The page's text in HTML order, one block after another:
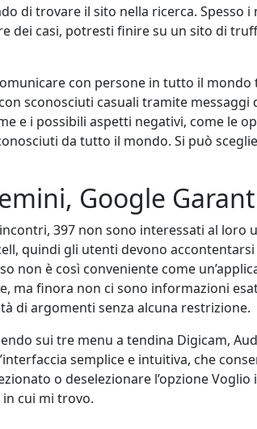
di trovare il sito nella ricerca. Spesso
dei casi, potresti finire su un sito di
con persone in tutto il mondo
sconosciuti casuali tramite
e i possibili aspetti negativi, come le
da tutto il mondo. Si può
Google
397 non sono interessati al loro
quindi gli utenti devono
non è così conveniente come
ma finora non ci sono informazioni
di argomenti senza alcuna restrizione.
sui tre menu a tendina Digicam,
semplice e intuitiva, che
o deselezionare l’opzione
cui mi trovo.